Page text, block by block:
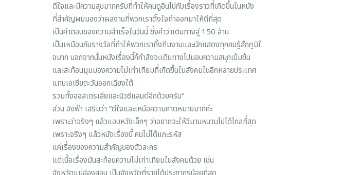
ดีใจและมีความสุขมากครับที่ทำให้คนดูอินไปกับเรื่องราวที่เกิดขึ้นในหนัง
ที่สำคัญผมมองว่าผลงานที่พวกเราตั้งใจทำออกมาให้ดีที่สุด
เป็นคำตอบของความสำเร็จในวันนี้ ซึ่งคำว่าเดินทางสู่ 150 ล้าน
เป็นเหมือนกับรางวัลที่ทำให้พวกเราทั้งทีมงานและนักแสดงทุกคนรู้สึกภูมิใ
จมาก นอกจากนั้นหนังเรื่องนี้ก็กำลังจะเดินทางไปมอบความสนุกเข้มข้น
และสะท้อนมุมมองความไม่เท่าเทียมที่เกิดขึ้นในสังคมในอีกหลายประเทศ
แทบเอเชียตะวันออกเฉียงใต้
รวมทั้งออสเตรเลียและนิวซีแลนด์อีกด้วยครับ”
ส่วน อิงฟ้า เสริมว่า “ดีใจและเหนือความคาดหมายมากค่ะ
เพราะว่าจริงๆ แล้วแอบหวังเล็กๆ ว่าอยากจะให้วิมานหนามไปได้ไกลที่สุด
เพราะจริงๆ แล้วหนังเรื่องนี้ คนไม่ได้แกะรหัส
แค่เรื่องของความสำคัญของตัวละคร
แต่เนื้อเรื่องมันสะท้อนความไม่เท่าเทียมในสังคมด้วย เช่น